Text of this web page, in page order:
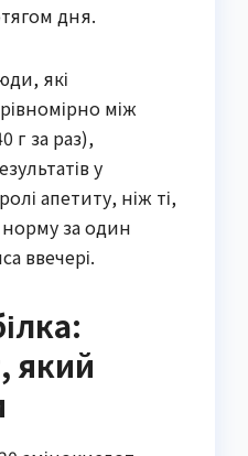
дня.
які
між
г за раз),
у
апетиту, ніж ті,
норму за один
ввечері.
який